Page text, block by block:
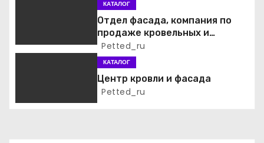
а
и
КАТАЛОГ
Отдел фасада, компания по
продаже кровельных и
фасадных материалов
Petted_ru
КАТАЛОГ
Центр кровли и фасада
Petted_ru